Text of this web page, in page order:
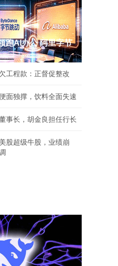
跑AI办公 阿里字节
工程款：正督促整改
面独撑，饮料全面失速
事长，胡金良担任行长
股超级牛股，业绩崩